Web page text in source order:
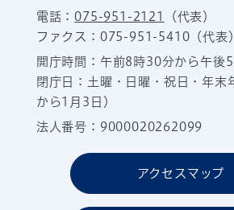
電話：075-951-2121
（代表）
ファクス：075-951-5410（代表
開庁時間：午前8時30分から午
閉庁日：土曜・日曜・祝日・年末
から1月3日）
法人番号：9000020262099
アクセスマップ